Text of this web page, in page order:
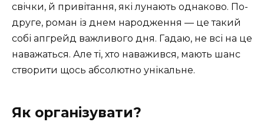
свічки, й привітання, які лунають однаково. По-
друге, роман із днем народження — це такий
собі апгрейд важливого дня. Гадаю, не всі на це
наважаться. Але ті, хто наважився, мають шанс
створити щось абсолютно унікальне.
Як організувати?